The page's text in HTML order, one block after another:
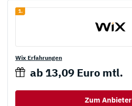
1.
Wix Erfahrungen
ab 13,09 Euro mtl.
Zum Anbieter